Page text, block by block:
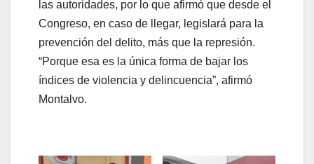
las autoridades, por lo que afirmó que desde el
Congreso, en caso de llegar, legislará para la
prevención del delito, más que la represión.
“Porque esa es la única forma de bajar los
índices de violencia y delincuencia”, afirmó
Montalvo.